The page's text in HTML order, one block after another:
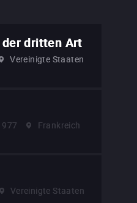
der dritten Art
Vereinigte Staaten
Frankreich
Vereinigte Staaten